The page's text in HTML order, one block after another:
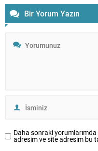
Bir Yorum Yazın
Daha sonraki yorumlarımda
adresim ve site adresim bu